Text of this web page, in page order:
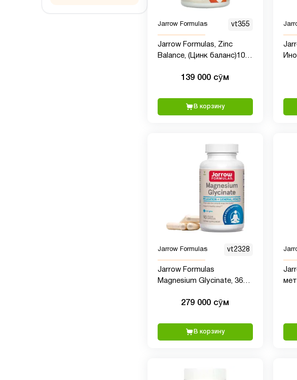
Jarrow Formulas vt355
Jarrow Formulas, Zinc
Balance, (Цинк баланс)100
139 000 сӯм
В корзину
Jarrow Formulas vt2328
Jarrow Formulas
Magnesium Glycinate, 360
279 000 сӯм
В корзину